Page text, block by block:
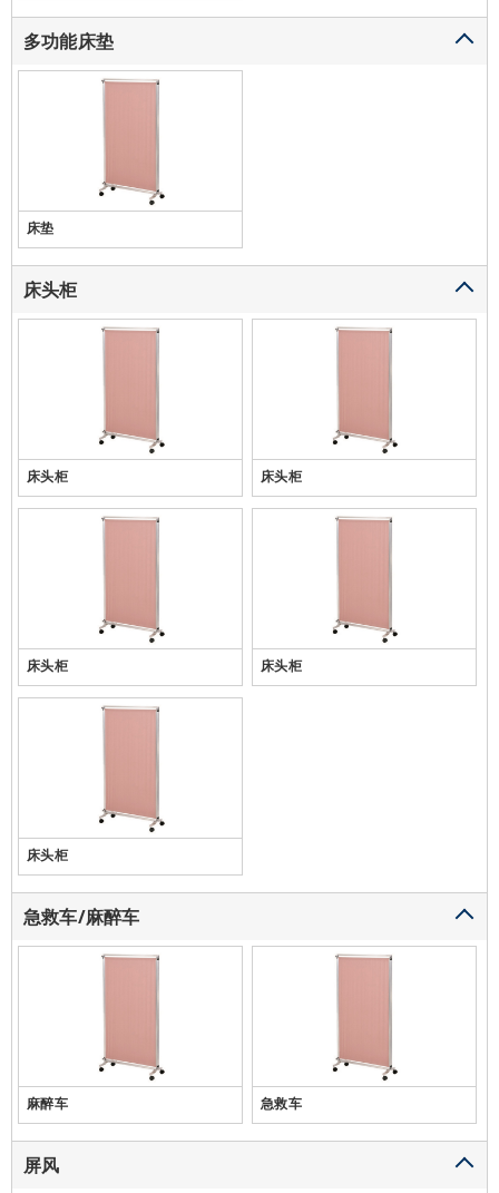
多功能床垫
床垫
床头柜
床头柜 床头柜
床头柜 床头柜
床头柜
急救车/麻醉车
麻醉车 急救车
屏风